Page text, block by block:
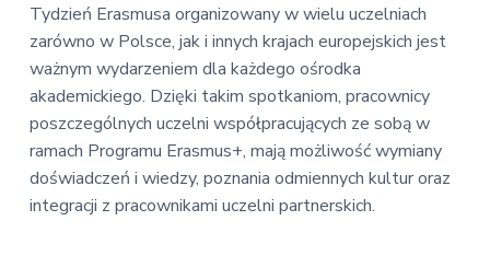
Tydzień Erasmusa organizowany w wielu uczelniach
zarówno w Polsce, jak i innych krajach europejskich jest
ważnym wydarzeniem dla każdego ośrodka
akademickiego. Dzięki takim spotkaniom, pracownicy
poszczególnych uczelni współpracujących ze sobą w
ramach Programu Erasmus+, mają możliwość wymiany
doświadczeń i wiedzy, poznania odmiennych kultur oraz
integracji z pracownikami uczelni partnerskich.